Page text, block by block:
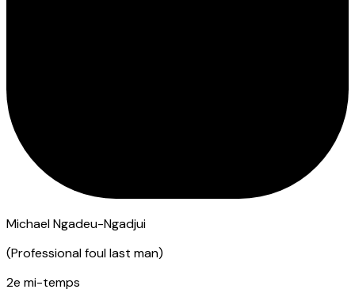
Michael Ngadeu-Ngadjui
(Professional foul last man)
2e mi-temps